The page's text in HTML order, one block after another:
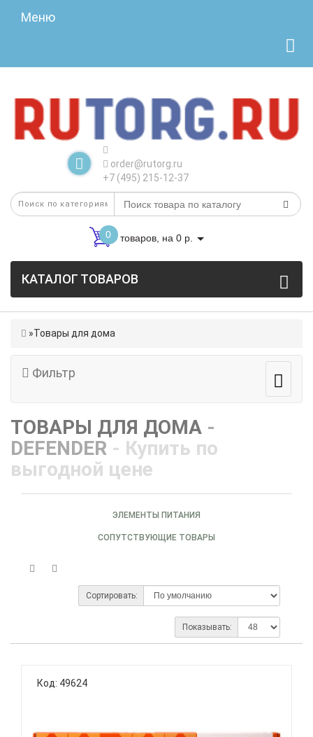
Меню
order@rutorg.ru
+7 (495) 215-12-37
0 товаров, на 0 р.
КАТАЛОГ ТОВАРОВ
Товары для дома
Фильтр
ТОВАРЫ ДЛЯ ДОМА -
DEFENDER - Купить по
выгодной цене
ЭЛЕМЕНТЫ ПИТАНИЯ
СОПУТСТВУЮЩИЕ ТОВАРЫ
Сортировать:
Показывать:
Код: 49624